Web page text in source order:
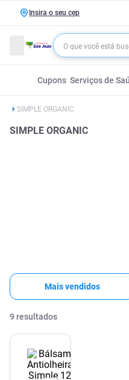
Insira o seu cep
Cupons Serviços de
SIMPLE ORGANIC
SIMPLE ORGANIC
Mais vendidos
9 resultados